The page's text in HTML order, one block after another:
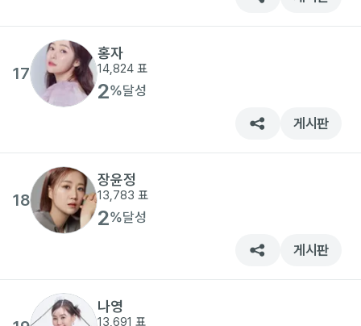
17
홍자
14,824 표
2%달성
게시판
18
장윤정
13,783 표
2%달성
게시판
나영
13,691 표